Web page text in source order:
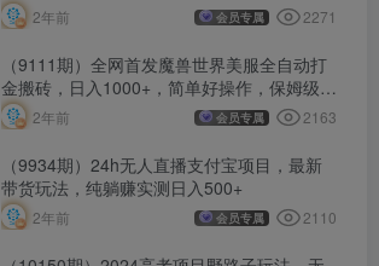
2年前 会员专属 2271
（9111期）全网首发魔兽世界美服全自动打
金搬砖，日入1000+，简单好操作，保姆级教
学
2年前 会员专属 2163
（9934期）24h无人直播支付宝项目，最新
带货玩法，纯躺赚实测日入500+
2年前 会员专属 2110